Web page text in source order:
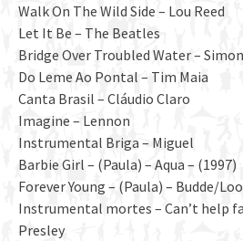
Walk On The Wild Side – Lou Reed
Let It Be – The Beatles
Bridge Over Troubled Water –
Do Leme Ao Pontal – Tim Maia
Canta Brasil – Cláudio Claro
Imagine – Lennon
Instrumental Briga – Miguel
Barbie Girl – (Paula) – Aqua – (1997)
Forever Young – (Paula) – Budde/
Instrumental mortes – Can’t help
Presley